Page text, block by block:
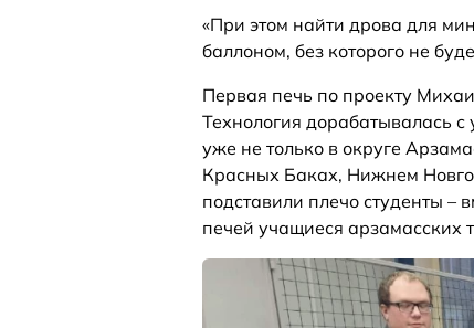
«При этом найти дрова для
баллоном, без которого не
Первая печь по проекту
Технология дорабатывалась
уже не только в округе
Красных Баках, Нижнем
подставили плечо студенты –
печей учащиеся арзамасских